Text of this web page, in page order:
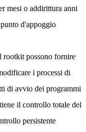
mesi o addirittura anni
d'appoggio
rootkit possono fornire
i processi di
di avvio dei programmi
il controllo totale del
persistente